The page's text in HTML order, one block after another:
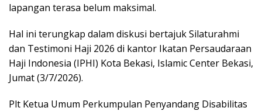
lapangan terasa belum maksimal.
Hal ini terungkap dalam diskusi bertajuk Silaturahmi
dan Testimoni Haji 2026 di kantor Ikatan Persaudaraan
Haji Indonesia (IPHI) Kota Bekasi, Islamic Center Bekasi,
Jumat (3/7/2026).
Plt Ketua Umum Perkumpulan Penyandang Disabilitas